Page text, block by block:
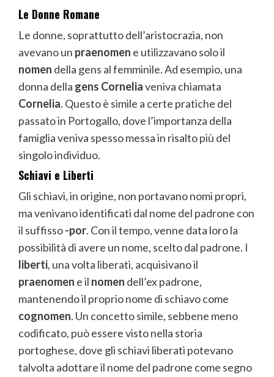
Le Donne Romane
Le donne, soprattutto dell’aristocrazia, non
avevano un praenomen e utilizzavano solo il
nomen della gens al femminile. Ad esempio, una
donna della gens Corneliaveniva chiamata
Cornelia. Questo è simile a certe pratiche del
passato in Portogallo, dove l’importanza della
famiglia veniva spesso messa in risalto più del
singolo individuo.
Schiavi e Liberti
Gli schiavi, in origine, non portavano nomi propri,
ma venivano identificati dal nome del padrone con
il suffisso-por. Con il tempo, venne data loro la
possibilità di avere un nome, scelto dal padrone. I
liberti, una volta liberati, acquisivano il
praenomen e il nomen dell’ex padrone,
mantenendo il proprio nome di schiavo come
cognomen. Un concetto simile, sebbene meno
codificato, può essere visto nella storia
portoghese, dove gli schiavi liberati potevano
talvolta adottare il nome del padrone come segno